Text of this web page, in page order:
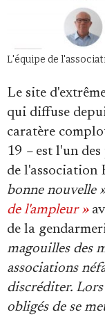
L'équipe de
Le site
qui diffuse
caratère
19 –est l'un des
de l'association
bonne nouvelle
de l'ampleur »
de la
magouilles des
associations
discréditer. Lors
obligés de se